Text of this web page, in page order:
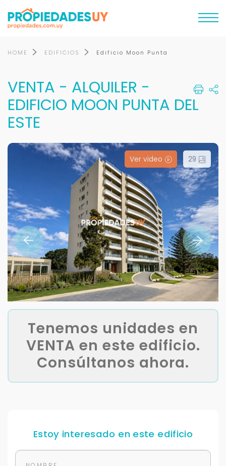
HOME EDIFICIOS Edificio Moon Punta
VENTA - ALQUILER -
EDIFICIO MOON PUNTA DEL
ESTE
Ver video 29
Tenemos unidades en
VENTA en este edificio.
Consúltanos ahora.
Estoy interesado en este edificio